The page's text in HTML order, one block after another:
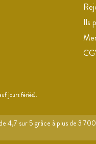
Ils
jours fériés).
4,7 sur 5 grâce à plus de 3